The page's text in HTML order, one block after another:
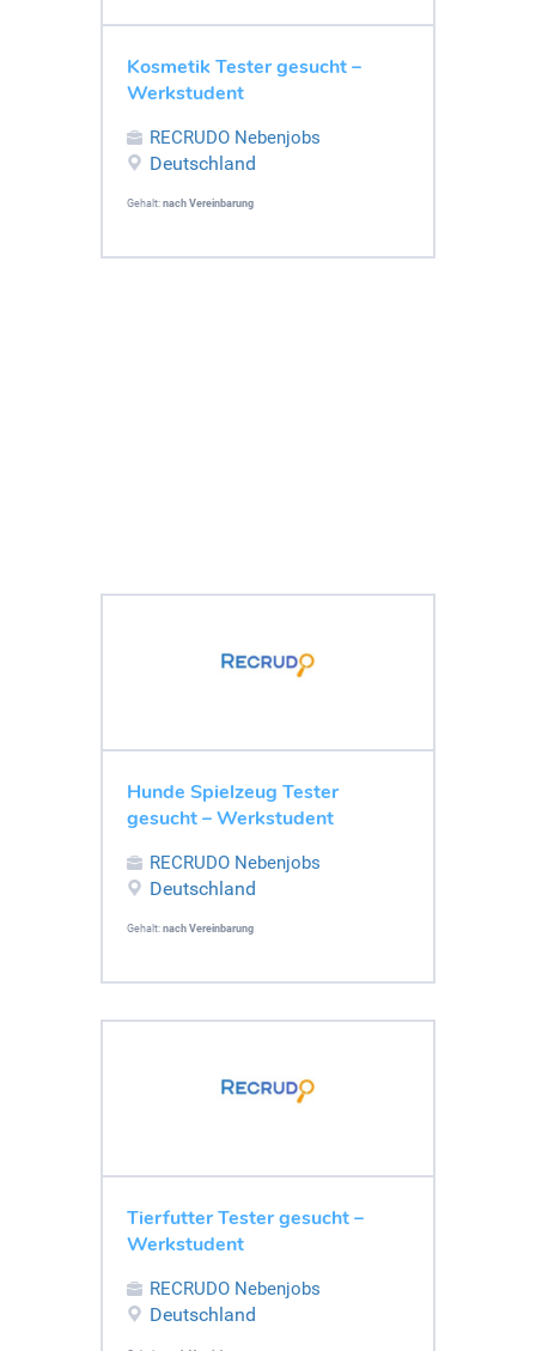
Kosmetik Tester gesucht –
Werkstudent
RECRUDO Nebenjobs
Deutschland
Gehalt: nach Vereinbarung
Hunde Spielzeug Tester
gesucht – Werkstudent
RECRUDO Nebenjobs
Deutschland
Gehalt: nach Vereinbarung
Tierfutter Tester gesucht –
Werkstudent
RECRUDO Nebenjobs
Deutschland